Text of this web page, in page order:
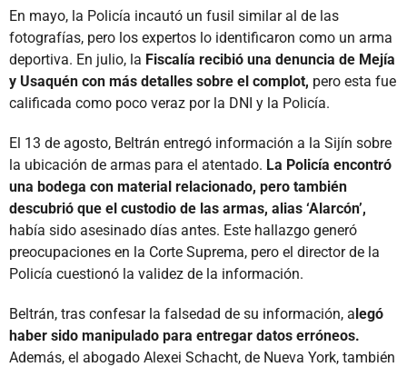
En mayo, la Policía incautó un fusil similar al de las
fotografías, pero los expertos lo identificaron como un arma
deportiva. En julio, la Fiscalía recibió una denuncia de Mejía
y Usaquén con más detalles sobre el complot, pero esta fue
calificada como poco veraz por la DNI y la Policía.
El 13 de agosto, Beltrán entregó información a la Sijín sobre
la ubicación de armas para el atentado. La Policía encontró
una bodega con material relacionado, pero también
descubrió que el custodio de las armas, alias ‘Alarcón’,
había sido asesinado días antes. Este hallazgo generó
preocupaciones en la Corte Suprema, pero el director de la
Policía cuestionó la validez de la información.
Beltrán, tras confesar la falsedad de su información, alegó
haber sido manipulado para entregar datos erróneos.
Además, el abogado Alexei Schacht, de Nueva York, también